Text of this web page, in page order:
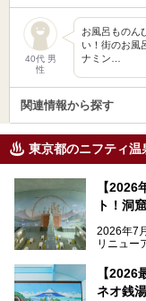
40代 男
性
お風呂ものん
い！街のお風
ナミン…
関連情報から探す
東京都のニフティ温
【
ト！洞
2026年7
リニュー
レトロ
を知る
る、今の
【2026
ネオ銭